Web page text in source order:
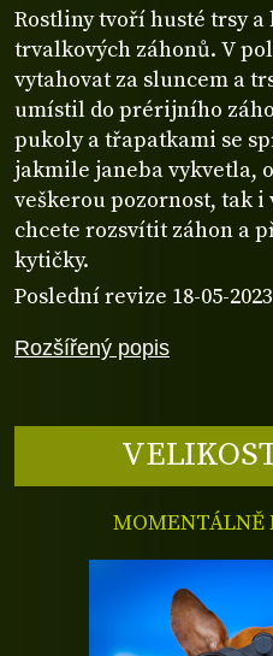
Rozšířený popis
Rostliny tvoří husté trsy a
trvalkových záhonů. V
vytahovat za sluncem a
umístil do prérijního
pukoly a třapatkami se
jakmile janeba vykvetla,
veškerou pozornost, tak i
chcete rozsvítit záhon a
kytičky.
Poslední revize 18-05-2023
MOMENTÁLNĚ